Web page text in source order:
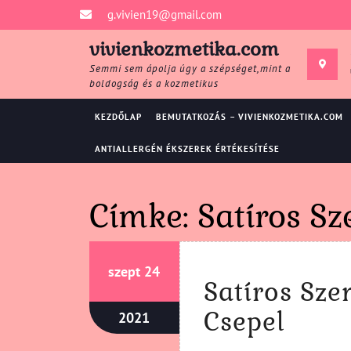
g.vivien19@gmail.com
vivienkozmetika.com
Semmi sem ápolja úgy a szépséget,mint a
boldogság és a kozmetikus
KEZDŐLAP BEMUTATKOZÁS – VIVIENKOZMETIKA.COM
ANTIALLERGÉN ÉKSZEREK ÉRTÉKESÍTÉSE
Címke: Satíros
szeptszeptember
2021
24szeptember
2021
2021 szeptember
24,
Satíros
Csepel